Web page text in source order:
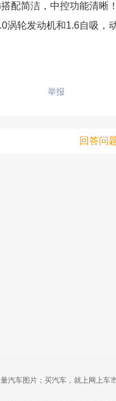
配简洁，中控功能清晰
涡轮发动机和1.6自吸
举报
回答问